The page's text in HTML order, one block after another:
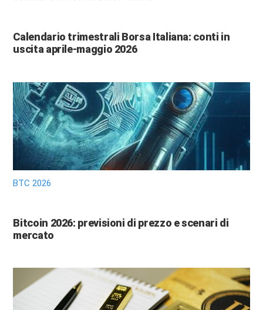
Calendario trimestrali Borsa Italiana: conti in
uscita aprile-maggio 2026
BTC 2026
Bitcoin 2026: previsioni di prezzo e scenari di
mercato